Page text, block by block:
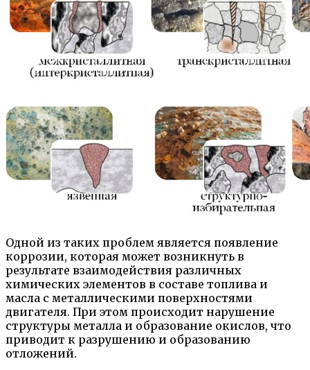
Одной из таких проблем является появление
коррозии, которая может возникнуть в
результате взаимодействия различных
химических элементов в составе топлива и
масла с металлическими поверхностями
двигателя. При этом происходит нарушение
структуры металла и образование окислов, что
приводит к разрушению и образованию
отложений.